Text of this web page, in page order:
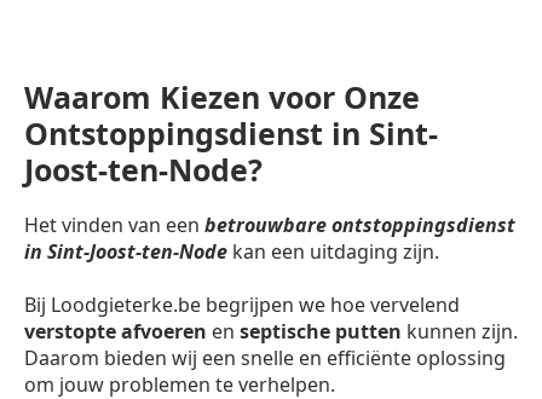
Waarom Kiezen voor Onze
Ontstoppingsdienst in Sint-
Joost-ten-Node?
Het vinden van een betrouwbare ontstoppingsdienst
in Sint-Joost-ten-Node kan een uitdaging zijn.
Bij Loodgieterke.be begrijpen we hoe vervelend
verstopte afvoeren en septische putten kunnen zijn.
Daarom bieden wij een snelle en efficiënte oplossing
om jouw problemen te verhelpen.